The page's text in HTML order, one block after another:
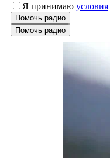
Я принимаю условия
Помочь радио
Помочь радио